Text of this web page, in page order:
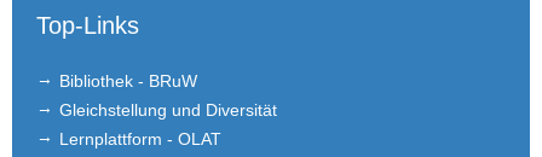
Top-Links
Bibliothek - BRuW
Gleichstellung und Diversität
Lernplattform - OLAT